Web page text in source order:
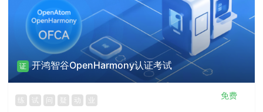
证 开鸿智谷OpenHarmony认证考试
练 试 问 疑 动 业 免费